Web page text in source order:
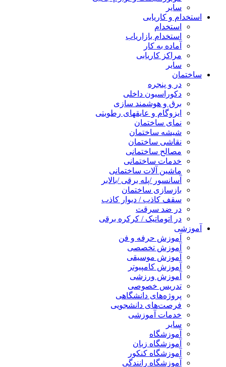
سایر
استخدام و کاریابی
استخدام
استخدام بازاریاب
آماده به کار
مراکز کاریابی
سایر
ساختمان
در و پنجره
دکوراسیون داخلی
برق و هوشمند سازی
ایزوگام و عایقهای رطوبتی
نمای ساختمان
شیشه ساختمان
نقاشی ساختمان
مصالح ساختمانی
خدمات ساختمانی
ماشین آلات ساختمانی
آسانسور /پله برقی /بالابر
بازسازی ساختمان
سقف کاذب / دیوار کاذب
در ضد سرقت
در اتوماتیک / کرکره برقی
آموزشی
آموزش حرفه و فن
آموزش تخصصی
آموزش موسیقی
آموزش کامپیوتر
آموزش ورزشی
تدریس خصوصی
پروژه‌های دانشگاهی
فرصت‌های دانشجویی
خدمات آموزشی
سایر
آموزشگاه
آموزشگاه زبان
آموزشگاه کنکور
آموزشگاه رانندگی